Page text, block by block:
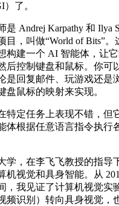
了。
Andrej Karpathy 和 Ilya
目，叫做“World of Bits”。
构建一个 AI 智能体，让
后控制键盘和鼠标。你可
回复邮件、玩游戏还是
盘鼠标的映射来实现。
定任务上表现不错，但
体根据任意语言指令执行
，在李飞飞教授的指导
机视觉和具身智能。从
，我见证了计算机视觉实
频识别）转向具身视觉，